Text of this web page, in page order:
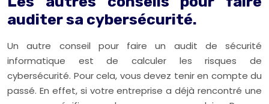
auditer sa cybersécurité.
Un autre conseil pour faire un audit de sécurité
informatique est de calculer les risques de
cybersécurité. Pour cela, vous devez tenir en compte du
passé. En effet, si votre entreprise a déjà rencontré une